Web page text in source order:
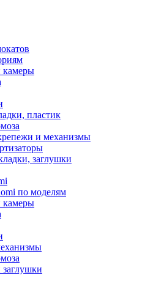
пластик
и механизмы
заглушки
по моделям